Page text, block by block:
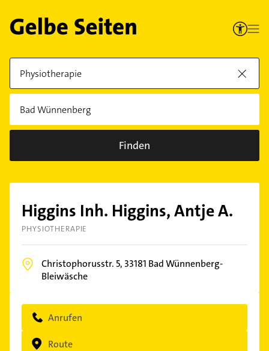
Finden
Higgins Inh. Higgins, Antje A.
PHYSIOTHERAPIE
Christophorusstr. 5, 33181 Bad Wünnenberg-
Bleiwäsche
Anrufen
Route